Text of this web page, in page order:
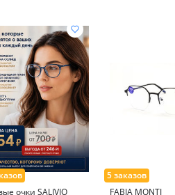
очки SALIVIO
FABIA MONTI